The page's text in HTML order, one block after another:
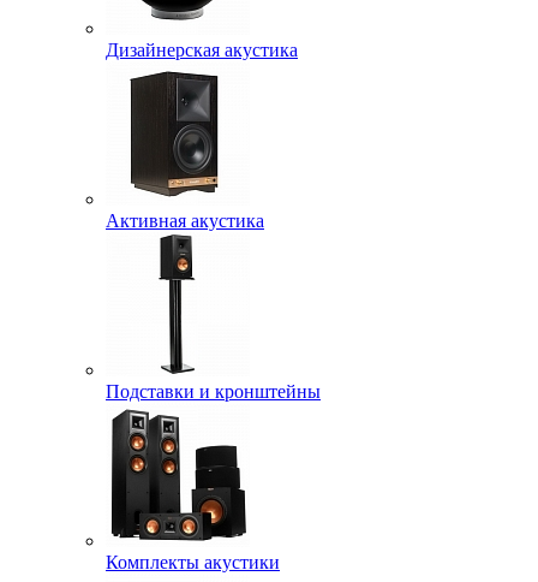
Дизайнерская акустика
Активная акустика
Подставки и кронштейны
Комплекты акустики